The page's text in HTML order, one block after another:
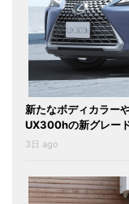
新たなボディカラー
UX300hの新グレー
3日 ago